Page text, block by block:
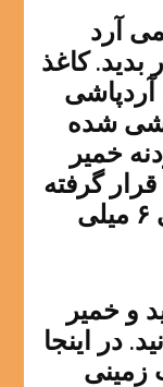
آرد
کاغذ
شده
خمیر
گرفته
بازش کنید تا به قطر تقریبی ۶ میلی
و خمیر
در اینجا
زمینی